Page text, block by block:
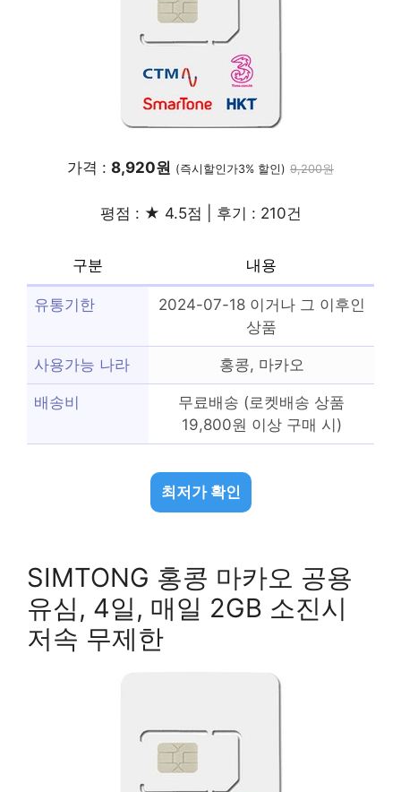
가격 : 8,920원 (즉시할인가3% 할인) 9,200원
평점 : ★ 4.5점 | 후기 : 210건
구분 내용
유통기한
2024-07-18 이거나 그 이후인
상품
사용가능 나라 홍콩, 마카오
배송비
무료배송 (로켓배송 상품
19,800원 이상 구매 시)
최저가 확인
SIMTONG 홍콩 마카오 공용
유심, 4일, 매일 2GB 소진시
저속 무제한